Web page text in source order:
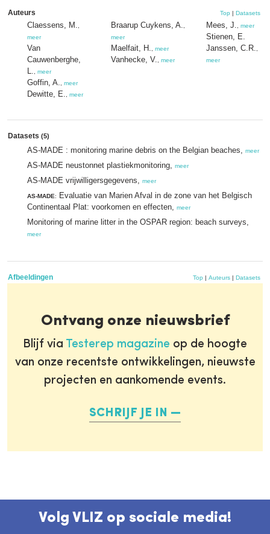
Auteurs Top | Datasets
Claessens, M.
meer
Van
Cauwenberghe,
L.
meer
Goffin, A. meer
Dewitte, E. meer
Braarup Cuykens, A.
meer
Maelfait, H. meer
Vanhecke, V. meer
Mees, J. meer
Stienen, E.
Janssen, C.R.
meer
Datasets (5)
AS-MADE : monitoring marine debris on the Belgian beaches, meer
AS-MADE neustonnet plastiekmonitoring, meer
AS-MADE vrijwilligersgegevens, meer
AS-MADE:
Evaluatie van Marien Afval in de zone van het Belgisch
Continentaal Plat: voorkomen en effecten, meer
Monitoring of marine litter in the OSPAR region: beach surveys,
meer
Afbeeldingen Top | Auteurs | Datasets
Ontvang onze nieuwsbrief
Blijf via Testerep magazine op de hoogte
van onze recentste ontwikkelingen, nieuwste
projecten en aankomende events.
SCHRIJF JE IN
Volg VLIZ op sociale media!